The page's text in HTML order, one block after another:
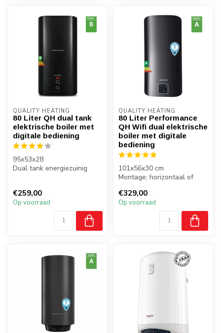
QUALITY HEATING
80 Liter QH dual tank
elektrische boiler met
digitale bediening
95x53x28
Dual tank energiezuinig
€259,00
Op voorraad
QUALITY HEATING
80 Liter Performance
QH Wifi dual elektrische
boiler met digitale
bediening
101x56x30 cm
Montage; horizontaal of
Energiezuinig label A
€329,00
Op voorraad